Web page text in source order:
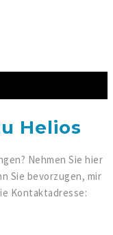
Helios
Nehmen Sie hier
Sie bevorzugen, mir
Kontaktadresse: